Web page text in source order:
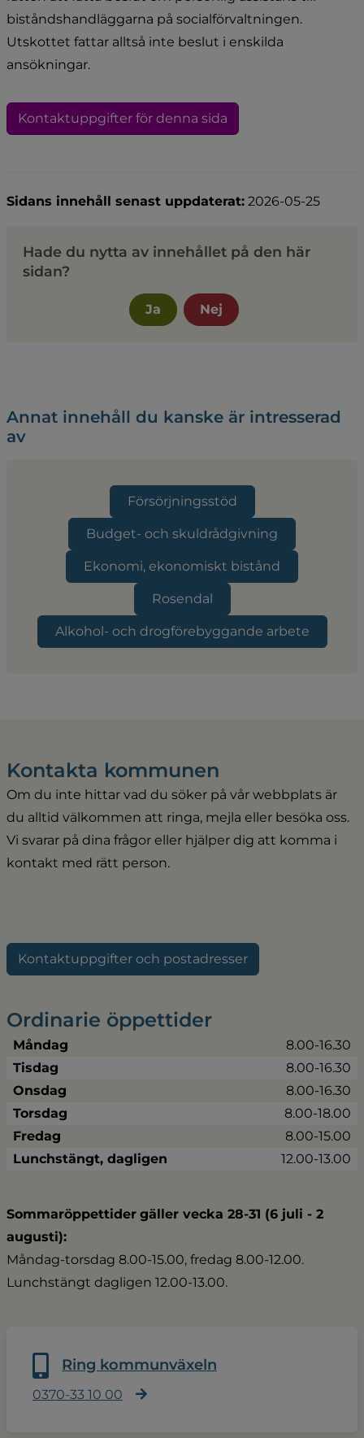
biståndshandläggarna på socialförvaltningen.
Utskottet fattar alltså inte beslut i enskilda
ansökningar.
Kontaktuppgifter för denna sida
Sidans innehåll senast uppdaterat: 2026-05-25
Hade du nytta av innehållet på den här
sidan?
Ja Nej
Annat innehåll du kanske är intresserad
av
Försörjningsstöd
Budget- och skuldrådgivning
Ekonomi, ekonomiskt bistånd
Rosendal
Alkohol- och drogförebyggande arbete
Kontakta kommunen
Om du inte hittar vad du söker på vår webbplats är
du alltid välkommen att ringa, mejla eller besöka oss.
Vi svarar på dina frågor eller hjälper dig att komma i
kontakt med rätt person.
Kontaktuppgifter och postadresser
Ordinarie öppettider
Måndag
8.00-16.30
Tisdag
8.00-16.30
Onsdag
8.00-16.30
Torsdag
8.00-18.00
Fredag
8.00-15.00
Lunchstängt, dagligen
12.00-13.00
Sommaröppettider gäller vecka 28-31 (6 juli - 2
augusti):
Måndag-torsdag 8.00-15.00, fredag 8.00-12.00.
Lunchstängt dagligen 12.00-13.00.
Ring kommunväxeln
0370-33 10 00